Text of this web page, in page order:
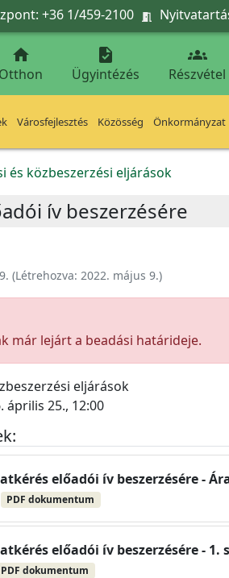
+36 1/459-2100 

Otthon

Ügyintézés

Részvétel
Városfejlesztés Közösség Önkormányzat
és közbeszerzési eljárások
ív beszerzésére
(Létrehozva: 2022. május 9.)
már lejárt a beadási határideje.
eljárások
április 25., 12:00
előadói ív beszerzésére -
PDF dokumentum
előadói ív beszerzésére - 1.
PDF dokumentum